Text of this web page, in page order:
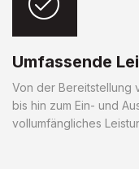
Umfassende
Von der Bereitstellung
bis hin zum Ein- und
vollumfängliches